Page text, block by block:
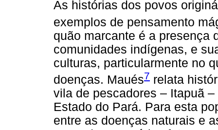
As histórias dos povos
exemplos de pensamento
quão marcante é a presença
comunidades indígenas, e
culturas, particularmente no
doenças. Maués7 relata
vila de pescadores – Itapuã
Estado do Pará. Para esta
entre as doenças naturais e